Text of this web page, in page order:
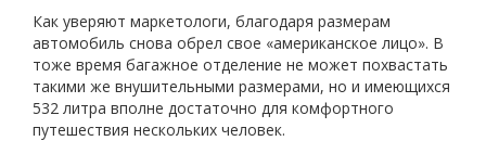
Как уверяют маркетологи, благодаря размерам
автомобиль снова обрел свое «американское лицо». В
тоже время багажное отделение не может похвастать
такими же внушительными размерами, но и имеющихся
532 литра вполне достаточно для комфортного
путешествия нескольких человек.